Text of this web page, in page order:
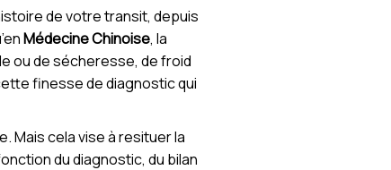
de votre transit, depuis
Médecine Chinoise, la
ou de sécheresse, de froid
finesse de diagnostic qui
Mais cela vise à resituer la
du diagnostic, du bilan